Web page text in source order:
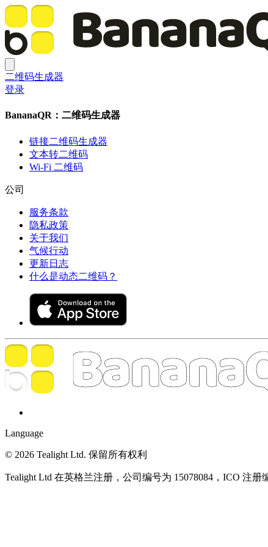
二维码生成器
登录
BananaQR：二维码生成器
链接二维码生成器
文本转二维码
Wi-Fi 二维码
公司
服务条款
隐私政策
关于我们
气候行动
更新日志
什么是动态二维码？
Language
© 2026 Tealight Ltd. 保留所有权利
Tealight Ltd 在英格兰注册，公司编号为 15078084，ICO 注册